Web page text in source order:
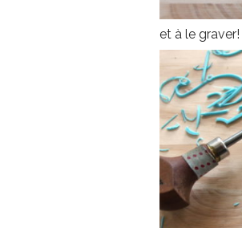
et à le graver!